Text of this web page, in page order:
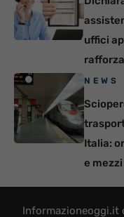
uffici
NEWS
Italia:
e
Informazioneoggi.it